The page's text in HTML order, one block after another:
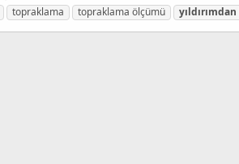
topraklama topraklama ölçümü yıldırımdan